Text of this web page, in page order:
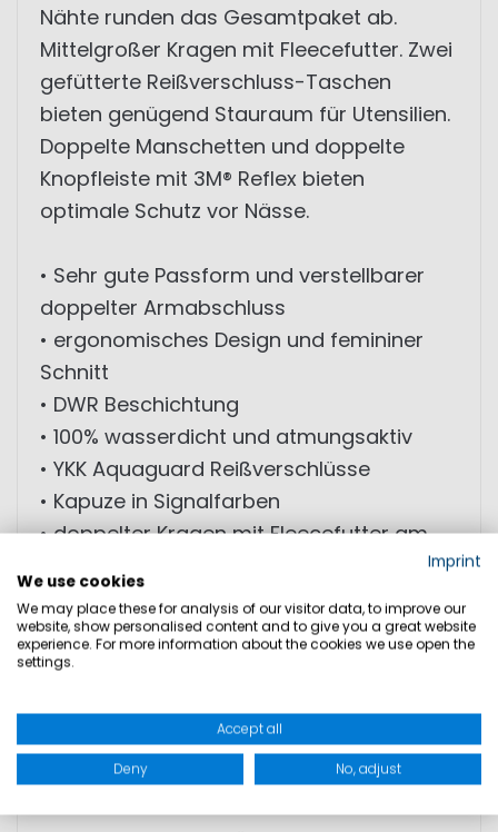
Nähte runden das Gesamtpaket ab.
Mittelgroßer Kragen mit Fleecefutter. Zwei
gefütterte Reißverschluss-Taschen
bieten genügend Stauraum für Utensilien.
Doppelte Manschetten und doppelte
Knopfleiste mit 3M® Reflex bieten
optimale Schutz vor Nässe.
• Sehr gute Passform und verstellbarer
doppelter Armabschluss
• ergonomisches Design und femininer
Schnitt
• DWR Beschichtung
• 100% wasserdicht und atmungsaktiv
• YKK Aquaguard Reißverschlüsse
• Kapuze in Signalfarben
• doppelter Kragen mit Fleecefutter am
• schicke 3M™ Reflektoren
• Seitentaschen mit Fleece gefüttert
TECHNISCHE EIGENSCHAFTEN: WP
10.000mm, MVP 6.000g/sqm/24h
Imprint
We use cookies
We may place these for analysis of our visitor data, to improve our
website, show personalised content and to give you a great website
experience. For more information about the cookies we use open the
settings.
Accept all
Deny No, adjust